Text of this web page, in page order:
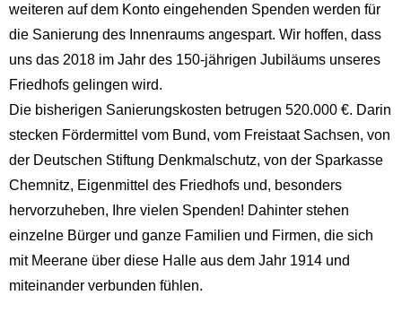
weiteren auf dem Konto eingehenden Spenden werden für
die Sanierung des Innenraums angespart. Wir hoffen, dass
uns das 2018 im Jahr des 150-jährigen Jubiläums unseres
Friedhofs gelingen wird.
Die bisherigen Sanierungskosten betrugen 520.000 €. Darin
stecken Fördermittel vom Bund, vom Freistaat Sachsen, von
der Deutschen Stiftung Denkmalschutz, von der Sparkasse
Chemnitz, Eigenmittel des Friedhofs und, besonders
hervorzuheben, Ihre vielen Spenden! Dahinter stehen
einzelne Bürger und ganze Familien und Firmen, die sich
mit Meerane über diese Halle aus dem Jahr 1914 und
miteinander verbunden fühlen.